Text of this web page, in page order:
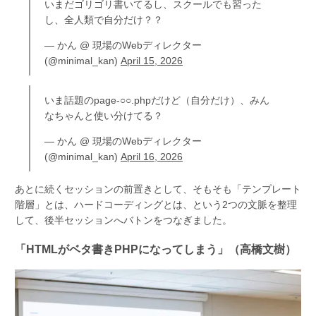
いまだゴリゴリ書いてるし、スクールでも習った
し、全人類で自分だけ？？
— かん @ 現場のWebディレクター
(@minimal_kan) April 15, 2026
いま話題のpage-○○.phpだけど（自分だけ）、みん
なちゃんと使い分けてる？
— かん @ 現場のWebディレクター
(@minimal_kan) April 16, 2026
あとに続くセッションの前置きとして、そもそも「テンプレート
階層」とは、ハードコーディングとは、という2つの文脈を整理
して、後半セッションへバトンをつなぎました。
「HTMLがベタ書きPHPになってしまう」（高橋文樹）